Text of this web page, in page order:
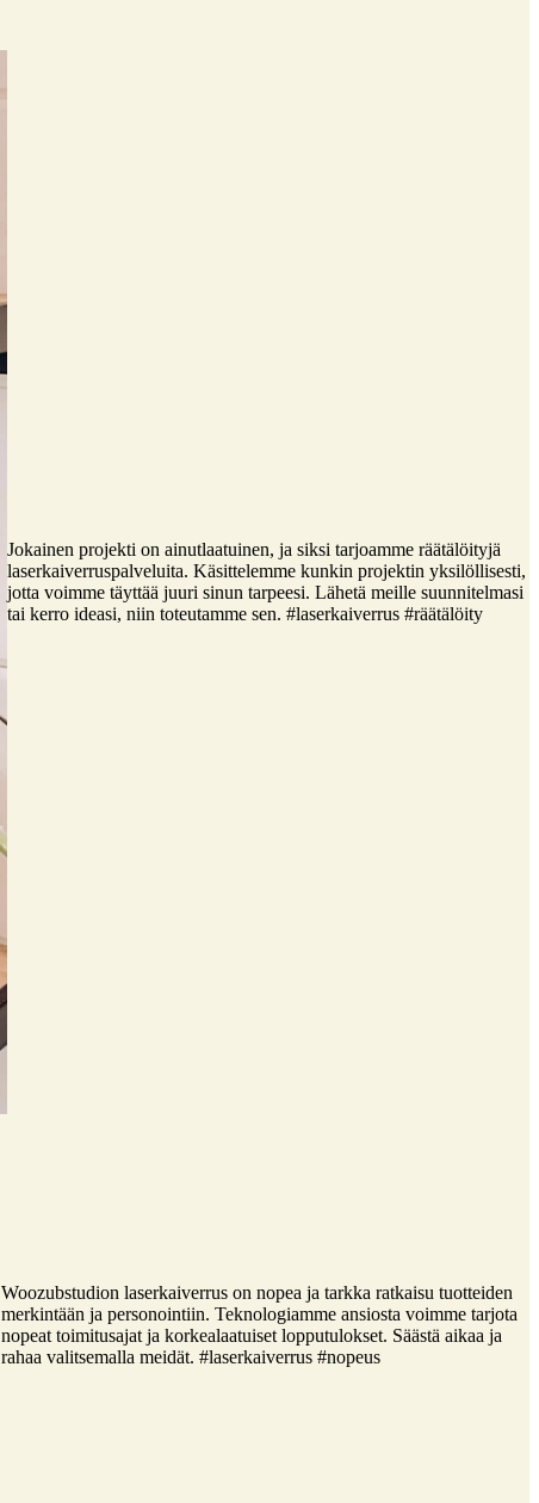
Jokainen projekti on ainutlaatuinen, ja siksi tarjoamme räätälöityjä
laserkaiverruspalveluita. Käsittelemme kunkin projektin yksilöllisesti,
jotta voimme täyttää juuri sinun tarpeesi. Lähetä meille suunnitelmasi
tai kerro ideasi, niin toteutamme sen. #laserkaiverrus #räätälöity
Woozubstudion laserkaiverrus on nopea ja tarkka ratkaisu tuotteiden
merkintään ja personointiin. Teknologiamme ansiosta voimme tarjota
nopeat toimitusajat ja korkealaatuiset lopputulokset. Säästä aikaa ja
rahaa valitsemalla meidät. #laserkaiverrus #nopeus